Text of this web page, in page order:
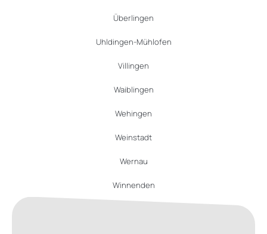
Überlingen
Uhldingen-Mühlofen
Villingen
Waiblingen
Wehingen
Weinstadt
Wernau
Winnenden